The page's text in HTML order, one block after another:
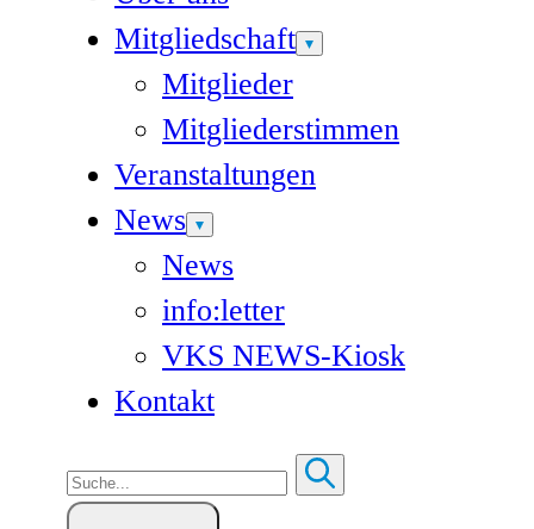
Mitgliedschaft
Mitglieder
Mitgliederstimmen
Veranstaltungen
News
News
info:letter
VKS NEWS-Kiosk
Kontakt
Suchen